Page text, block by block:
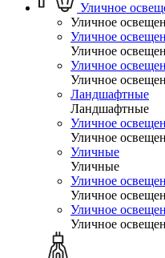
Уличное
Уличное
Уличное
Уличное
Уличное
Уличное
Ландшафтные
Ландшафтные
Уличное
Уличное
Уличные
Уличные
Уличное
Уличное
Уличное
Уличное